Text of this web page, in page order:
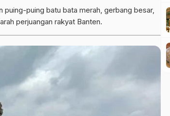
puing-puing batu bata merah, gerbang besar,
perjuangan rakyat Banten.